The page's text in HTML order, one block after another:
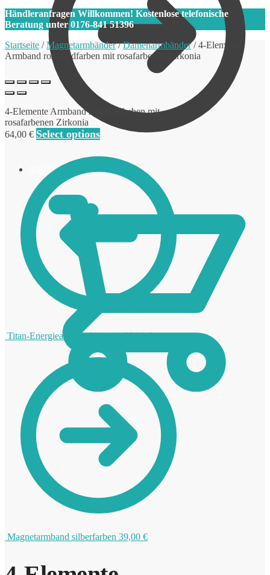
€
Händleranfragen Willkommen! Kostenlose telefonische
Beratung unter 0176-841 51396
Startseite /Magnetarmbänder/Damenarmbänder/4-Elemente
Armband rosegoldfarben mit rosafarbenen Zirkonia
4-Elemente Armband rosegoldfarben mit
rosafarbenen Zirkonia
64,00 € Select options
Titan-Energiearmband bicolor 69,00€
Magnetarmband silberfarben 39,00 €